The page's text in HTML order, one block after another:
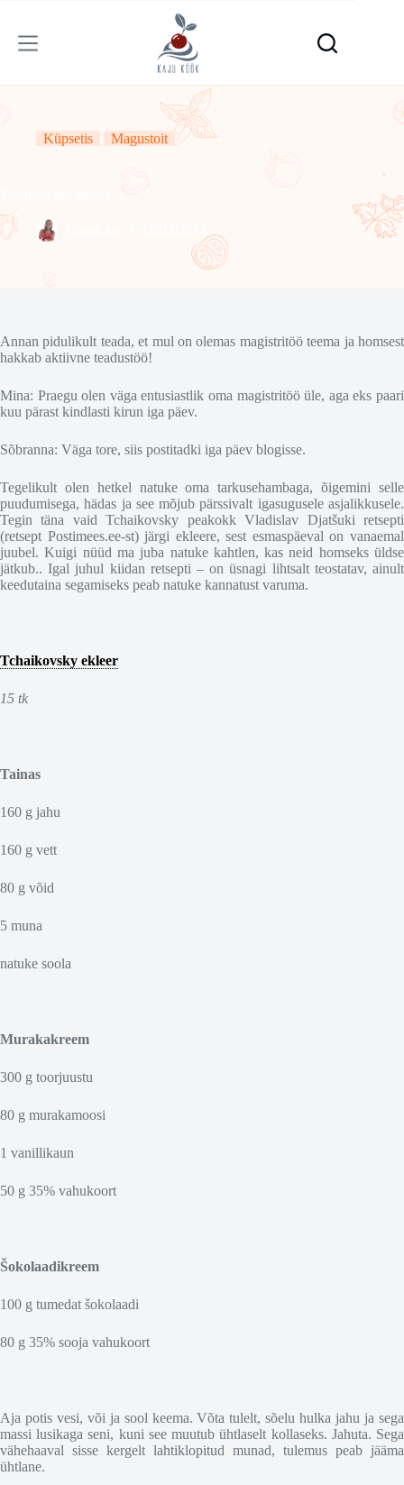
content
Küpsetis Magustoit
Annan pidulikult teada, et mul on olemas magistritöö teema ja homsest
hakkab aktiivne teadustöö!
Mina: Praegu olen väga entusiastlik oma magistritöö üle, aga eks paari
kuu pärast kindlasti kirun iga päev.
Sõbranna: Väga tore, siis postitadki iga päev blogisse.
Tegelikult olen hetkel natuke oma tarkusehambaga, õigemini selle
puudumisega, hädas ja see mõjub pärssivalt igasugusele asjalikkusele.
Tegin täna vaid Tchaikovsky peakokk Vladislav Djatšuki retsepti
(retsept Postimees.ee-st) järgi ekleere, sest esmaspäeval on vanaemal
juubel. Kuigi nüüd ma juba natuke kahtlen, kas neid homseks üldse
jätkub.. Igal juhul kiidan retsepti – on üsnagi lihtsalt teostatav, ainult
keedutaina segamiseks peab natuke kannatust varuma.
Tchaikovsky ekleer
15 tk
Tainas
160 g jahu
160 g vett
80 g võid
5 muna
natuke soola
Murakakreem
300 g toorjuustu
80 g murakamoosi
1 vanillikaun
50 g 35% vahukoort
Šokolaadikreem
100 g tumedat šokolaadi
80 g 35% sooja vahukoort
Aja potis vesi, või ja sool keema. Võta tulelt, sõelu hulka jahu ja sega
massi lusikaga seni, kuni see muutub ühtlaselt kollaseks. Jahuta. Sega
vähehaaval sisse kergelt lahtiklopitud munad, tulemus peab jääma
ühtlane.